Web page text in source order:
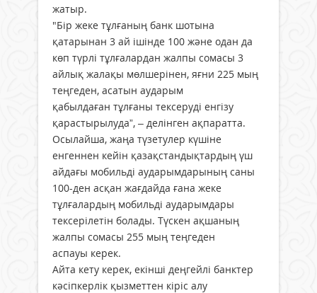
жатыр.
"Бір жеке тұлғаның банк шотына
қатарынан 3 ай ішінде 100 және одан да
көп түрлі тұлғалардан жалпы сомасы 3
айлық жалақы мөлшерінен, яғни 225 мың
теңгеден, асатын аударым
қабылдаған тұлғаны тексеруді енгізу
қарастырылуда”, – делінген ақпаратта.
Осылайша, жаңа түзетулер күшіне
енгеннен кейін қазақстандықтардың үш
айдағы мобильді аударымдарының саны
100-ден асқан жағдайда ғана жеке
тұлғалардың мобильді аударымдары
тексерілетін болады. Түскен ақшаның
жалпы сомасы 255 мың теңгеден
аспауы керек.
Айта кету керек, екінші деңгейлі банктер
кәсіпкерлік қызметтен кіріс алу